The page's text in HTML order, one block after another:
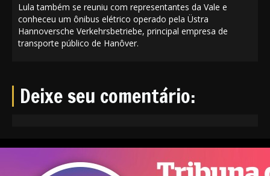
Lula também se reuniu com representantes da Vale e
conheceu um ônibus elétrico operado pela Üstra
Hannoversche Verkehrsbetriebe, principal empresa de
transporte público de Hanôver.
Deixe seu comentário: